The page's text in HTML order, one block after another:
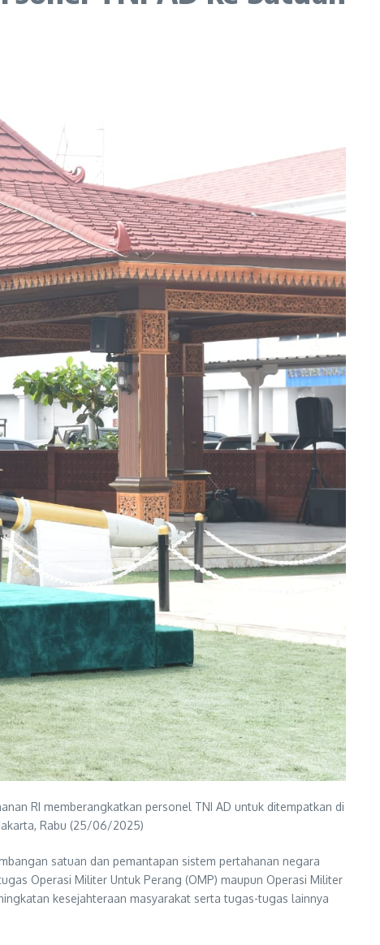
RI memberangkatkan personel TNI AD untuk ditempatkan di
Rabu (25/06/2025)
satuan dan pemantapan sistem pertahanan negara
Operasi Militer Untuk Perang (OMP) maupun Operasi Militer
kesejahteraan masyarakat serta tugas-tugas lainnya